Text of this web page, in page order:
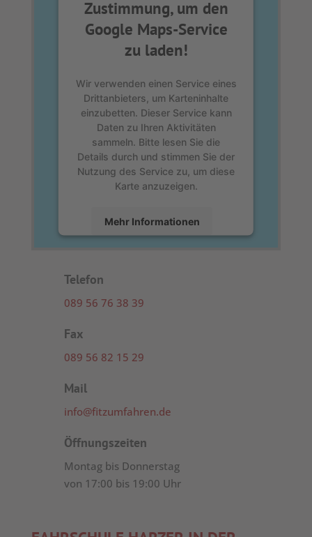
Zustimmung, um den
Google Maps-Service
zu laden!
Wir verwenden einen Service eines
Drittanbieters, um Karteninhalte
einzubetten. Dieser Service kann
Daten zu Ihren Aktivitäten
sammeln. Bitte lesen Sie die
Details durch und stimmen Sie der
Nutzung des Service zu, um diese
Karte anzuzeigen.
Mehr Informationen
powered by
Management Platform
Telefon
089 56 76 38 39
Fax
089 56 82 15 29
Mail
info@fitzumfahren.de
Öffnungszeiten
Montag bis Donnerstag
von 17:00 bis 19:00 Uhr